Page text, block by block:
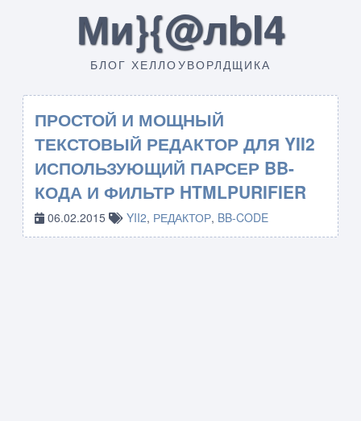
Ми}{@лbI4
БЛОГ ХЕЛЛОУВОРЛДЩИКА
ПРОСТОЙ И МОЩНЫЙ
ТЕКСТОВЫЙ РЕДАКТОР ДЛЯ YII2
ИСПОЛЬЗУЮЩИЙ ПАРСЕР BB-
КОДА И ФИЛЬТР HTMLPURIFIER
06.02.2015 YII2, РЕДАКТОР, BB-CODE